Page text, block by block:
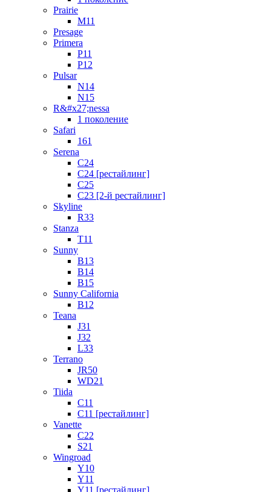
Prairie
M11
Presage
Primera
P11
P12
Pulsar
N14
N15
R&#x27;nessa
1 поколение
Safari
161
Serena
C24
C24 [рестайлинг]
C25
С23 [2-й рестайлинг]
Skyline
R33
Stanza
T11
Sunny
B13
B14
B15
Sunny California
B12
Teana
J31
J32
L33
Terrano
JR50
WD21
Tiida
C11
C11 [рестайлинг]
Vanette
C22
S21
Wingroad
Y10
Y11
Y11 [рестайлинг]